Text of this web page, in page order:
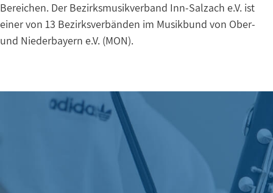
Bereichen. Der Bezirksmusikverband Inn-Salzach e.V. ist
einer von 13 Bezirksverbänden im Musikbund von Ober-
und Niederbayern e.V. (MON).